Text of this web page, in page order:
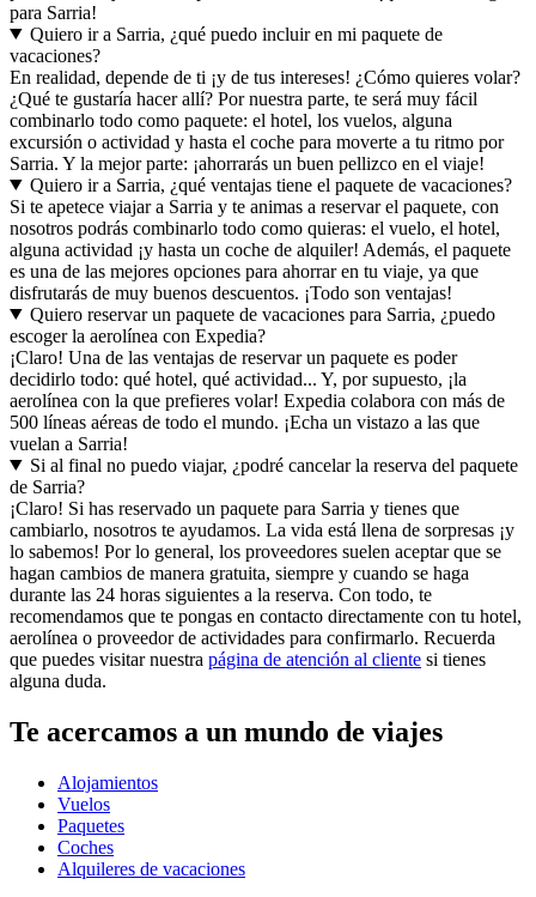
para Sarria!
Quiero ir a Sarria, ¿qué puedo incluir en mi paquete de
vacaciones?
En realidad, depende de ti ¡y de tus intereses! ¿Cómo quieres volar?
¿Qué te gustaría hacer allí? Por nuestra parte, te será muy fácil
combinarlo todo como paquete: el hotel, los vuelos, alguna
excursión o actividad y hasta el coche para moverte a tu ritmo por
Sarria. Y la mejor parte: ¡ahorrarás un buen pellizco en el viaje!
Quiero ir a Sarria, ¿qué ventajas tiene el paquete de vacaciones?
Si te apetece viajar a Sarria y te animas a reservar el paquete, con
nosotros podrás combinarlo todo como quieras: el vuelo, el hotel,
alguna actividad ¡y hasta un coche de alquiler! Además, el paquete
es una de las mejores opciones para ahorrar en tu viaje, ya que
disfrutarás de muy buenos descuentos. ¡Todo son ventajas!
Quiero reservar un paquete de vacaciones para Sarria, ¿puedo
escoger la aerolínea con Expedia?
¡Claro! Una de las ventajas de reservar un paquete es poder
decidirlo todo: qué hotel, qué actividad... Y, por supuesto, ¡la
aerolínea con la que prefieres volar! Expedia colabora con más de
500 líneas aéreas de todo el mundo. ¡Echa un vistazo a las que
vuelan a Sarria!
Si al final no puedo viajar, ¿podré cancelar la reserva del paquete
de Sarria?
¡Claro! Si has reservado un paquete para Sarria y tienes que
cambiarlo, nosotros te ayudamos. La vida está llena de sorpresas ¡y
lo sabemos! Por lo general, los proveedores suelen aceptar que se
hagan cambios de manera gratuita, siempre y cuando se haga
durante las 24 horas siguientes a la reserva. Con todo, te
recomendamos que te pongas en contacto directamente con tu hotel,
aerolínea o proveedor de actividades para confirmarlo. Recuerda
que puedes visitar nuestra página de atención al cliente si tienes
alguna duda.
Te acercamos a un mundo de viajes
Alojamientos
Vuelos
Paquetes
Coches
Alquileres de vacaciones